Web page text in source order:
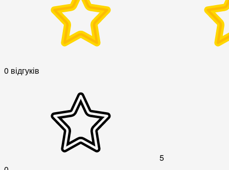
0 відгуків
5